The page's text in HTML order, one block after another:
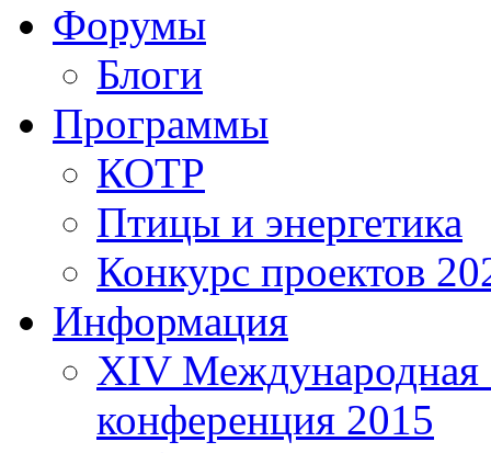
Форумы
Блоги
Программы
КОТР
Птицы и энергетика
Конкурс проектов
Информация
XIV Международная
конференция 2015